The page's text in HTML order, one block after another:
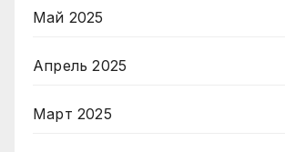
Май 2025
Апрель 2025
Март 2025